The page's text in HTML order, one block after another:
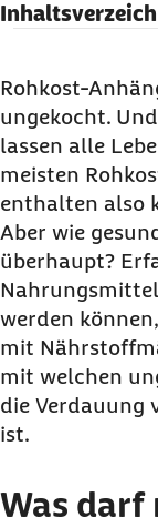
Führt Rohkost
Wie viel
Rohkost-
ungekocht.
lassen alle
meisten
enthalten also
Aber wie
überhaupt?
werden
mit
mit welchen
die Verdauung
ist.
Was darf